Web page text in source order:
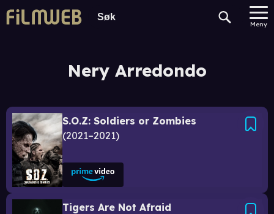
Meny
Nery Arredondo
S.O.Z: Soldiers or Zombies
2021–2021
Tigers Are Not Afraid